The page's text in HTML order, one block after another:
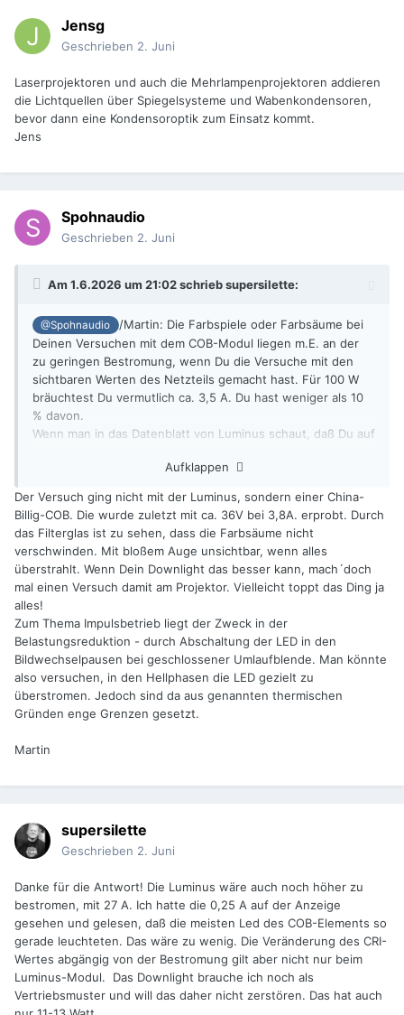
Jensg
Geschrieben 2. Juni
Laserprojektoren und auch die Mehrlampenprojektoren addieren
die Lichtquellen über Spiegelsysteme und Wabenkondensoren,
bevor dann eine Kondensoroptik zum Einsatz kommt.
Jens
Spohnaudio
Geschrieben 2. Juni
Am 1.6.2026 um 21:02 schriebsupersilette:
@Spohnaudio
/Martin: Die Farbspiele oder Farbsäume bei
Deinen Versuchen mit dem COB-Modul liegen m.E. an der
zu geringen Bestromung, wenn Du die Versuche mit den
sichtbaren Werten des Netzteils gemacht hast. Für 100 W
bräuchtest Du vermutlich ca. 3,5 A. Du hast weniger als 10
% davon.
Wenn man in das Datenblatt von Luminus schaut, daß Du auf
Effekt auf S.9 im Diagramm Relative CRI-Shift vs If
eingestellt?
Ich habe mir heute nachmittag mal ein eher günstiges
Downlight aus eigenen Beständen angeschaut. Da sehe ich
nichts von Farbsäumen.
Was sollte denn der Impulsbetrieb ändern?
Aufklappen
Der Versuch ging nicht mit der Luminus, sondern einer China-
Billig-COB. Die wurde zuletzt mit ca. 36V bei 3,8A. erprobt. Durch
das Filterglas ist zu sehen, dass die Farbsäume nicht
verschwinden. Mit bloßem Auge unsichtbar, wenn alles
überstrahlt. Wenn Dein Downlight das besser kann, mach´doch
mal einen Versuch damit am Projektor. Vielleicht toppt das Ding ja
alles!
Zum Thema Impulsbetrieb liegt der Zweck in der
Belastungsreduktion - durch Abschaltung der LED in den
Bildwechselpausen bei geschlossener Umlaufblende. Man könnte
also versuchen, in den Hellphasen die LED gezielt zu
überstromen. Jedoch sind da aus genannten thermischen
Gründen enge Grenzen gesetzt.
Martin
supersilette
Geschrieben 2. Juni
Danke für die Antwort! Die Luminus wäre auch noch höher zu
bestromen, mit 27 A. Ich hatte die 0,25 A auf der Anzeige
gesehen und gelesen, daß die meisten Led des COB-Elements so
gerade leuchteten. Das wäre zu wenig. Die Veränderung des CRI-
Wertes abgängig von der Bestromung gilt aber nicht nur beim
Luminus-Modul. Das Downlight brauche ich noch als
Vertriebsmuster und will das daher nicht zerstören. Das hat auch